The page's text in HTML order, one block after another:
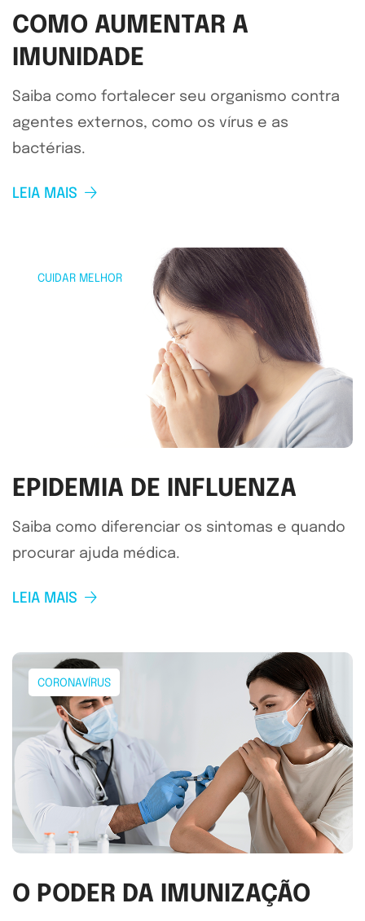
COMO AUMENTAR A
IMUNIDADE
Saiba como fortalecer seu organismo contra
agentes externos, como os vírus e as
bactérias.
LEIA MAIS
CUIDAR MELHOR
EPIDEMIA DE INFLUENZA
Saiba como diferenciar os sintomas e quando
procurar ajuda médica.
LEIA MAIS
CORONAVÍRUS
O PODER DA IMUNIZAÇÃO